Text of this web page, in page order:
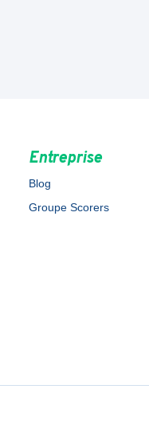
Entreprise
Blog
Groupe Scorers